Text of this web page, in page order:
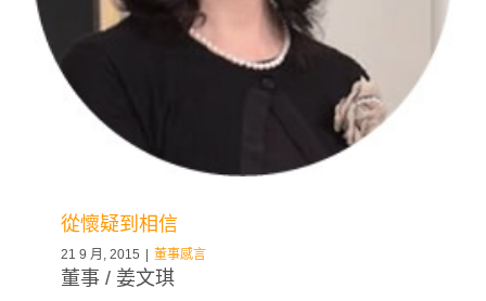
從懷疑到相信
21 9 月, 2015 | 董事感言
董事 / 姜文琪